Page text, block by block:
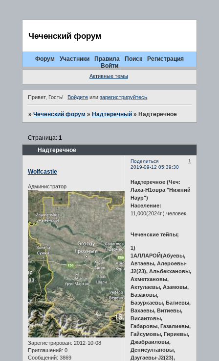
Чеченский форум
Форум Участники Правила Поиск
Регистрация
Войти
Активные темы
Привет, Гость! Войдите илизарегистрируйтесь.
» Чеченский форум » Надтеречный » Надтеречное
Надтеречное
Страница: 1
Поделиться
1
2019-09-12 05:39:30
Wolfcastle
Администратор
Зарегистрирован: 2012-10-08
Приглашений: 0
Сообщений: 3869
Надтеречное (Чеч:
Лаха-Н1овра "Нижний
Наур")
Население:
11,000(2024г.) человек.
Чеченские тейпы;
1)
1АЛЛАРОЙ(Абуевы,
Автаевы, Алероевы-
J2(23), Альбекхановы,
Ахметхановы,
Актулаевы, Азамовы,
Базаковы,
Базуркаевы, Батиевы,
Вахаевы, Витиевы,
Висаитовы,
Габаровы, Газалиевы,
Гайсумовы, Гириевы,
Джабраиловы,
Денисултановы,
Дзугаевы-J2(23),